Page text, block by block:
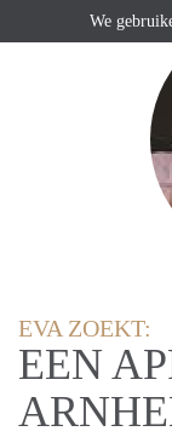
EVA ZOEKT:
EEN
We